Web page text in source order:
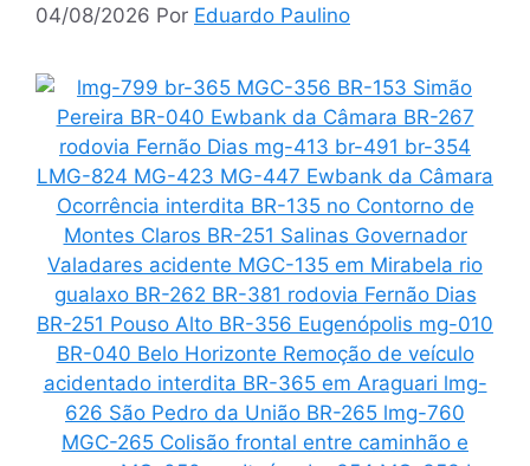
04/08/2026 Por Eduardo Paulino